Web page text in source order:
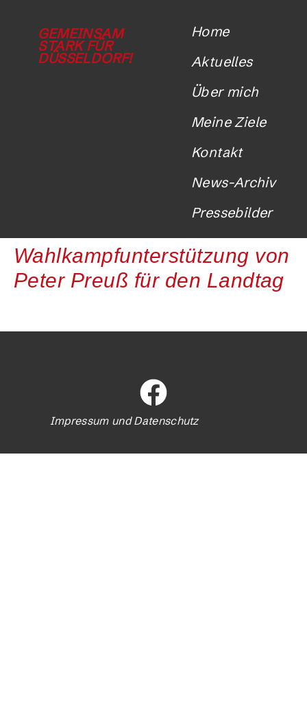
GEMEINSAM
STARK FÜR
DÜSSELDORF!
Home
Aktuelles
Über mich
Meine Ziele
Kontakt
News-Archiv
Pressebilder
Wahlkampfunterstützung von
Peter Preuß für den Landtag
Impressum und Datenschutz